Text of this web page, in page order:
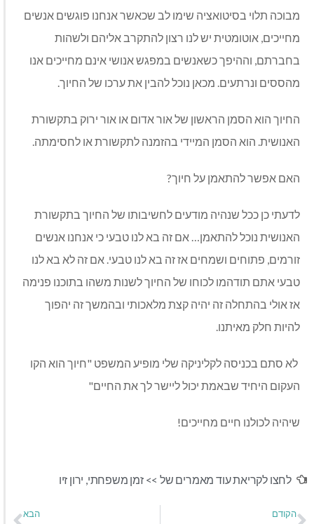
מבוכה תלוי בסיטואציה שימו לב שכאשר אנחנו פוגשים אנשים
מחייכים, אוטומטית יש לנו רצון להתקרב אליהם ולשהות
בחברתם, וההיפך כשאנשים במפגש אנושי אינם מחייכים אנו
מהססים ונרתעים. מכאן נוכל להבין את ערכו של החיוך.
החיוך הוא הסמן הראשון של אור אדום או אור ירוק בתקשורת
האנושית. הוא הסמן המיידי בהזמנה לתקשורת או לחסימתה.
האם אפשר להתאמן על חיוך?
לדעתי כן ככל שנהיה מודעים לחשיבותו של החיוך בתקשורת
האנושית נוכל להתאמן… אם זה בא לנו טבעי כי אנחנו אנשים
זורמים, פתוחים ושמחים אז זה בא לנו טבעי. אם זה לא בא לנו
טבעי אתם תודהמו לכוחו של החיוך לשנות משהו בתוכנו פנימה
אז אולי בהתחלה זה יהיה קצת מלאכותי ובהמשך זה יהפוך
להיות חלק מאיתנו.
לא סתם בכניסה לקליניקה שלי מופיע המשפט "חיוך הוא הקו
העקום היחיד שבאמת יכול ליישר לך את החיים"
שיהיה לכולנו חיים מחייכים!
לחצו לקריאת עוד מאמרים של >> זמן משפחתי, ירון זיו
הקודם הבא